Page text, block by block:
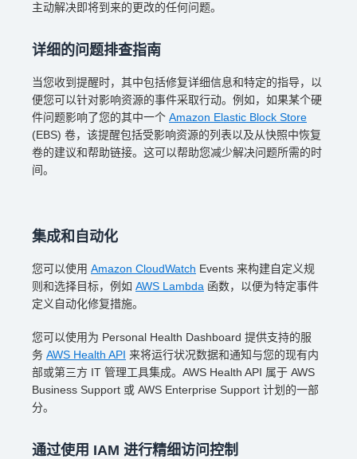
主动解决即将到来的更改的任何问题。
详细的问题排查指南
当您收到提醒时，其中包括修复详细信息和特定的指导，以
便您可以针对影响资源的事件采取行动。例如，如果某个硬
件问题影响了您的其中一个 Amazon Elastic Block Store
(EBS) 卷，该提醒包括受影响资源的列表以及从快照中恢复
卷的建议和帮助链接。这可以帮助您减少解决问题所需的时
间。
集成和自动化
您可以使用 Amazon CloudWatch Events 来构建自定义规
则和选择目标，例如 AWS Lambda 函数，以便为特定事件
定义自动化修复措施。
您可以使用为 Personal Health Dashboard 提供支持的服
务 AWS Health API 来将运行状况数据和通知与您的现有内
部或第三方 IT 管理工具集成。AWS Health API 属于 AWS
Business Support 或 AWS Enterprise Support 计划的一部
分。
通过使用 IAM 进行精细访问控制